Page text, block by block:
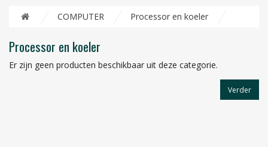
COMPUTER Processor en koeler
Processor en koeler
Er zijn geen producten beschikbaar uit deze categorie.
Verder